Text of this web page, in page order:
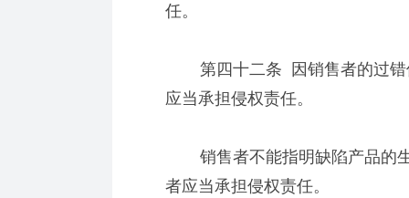
任。
第四十二条 因销售者的过错
应当承担侵权责任。
销售者不能指明缺陷产品的生
者应当承担侵权责任。